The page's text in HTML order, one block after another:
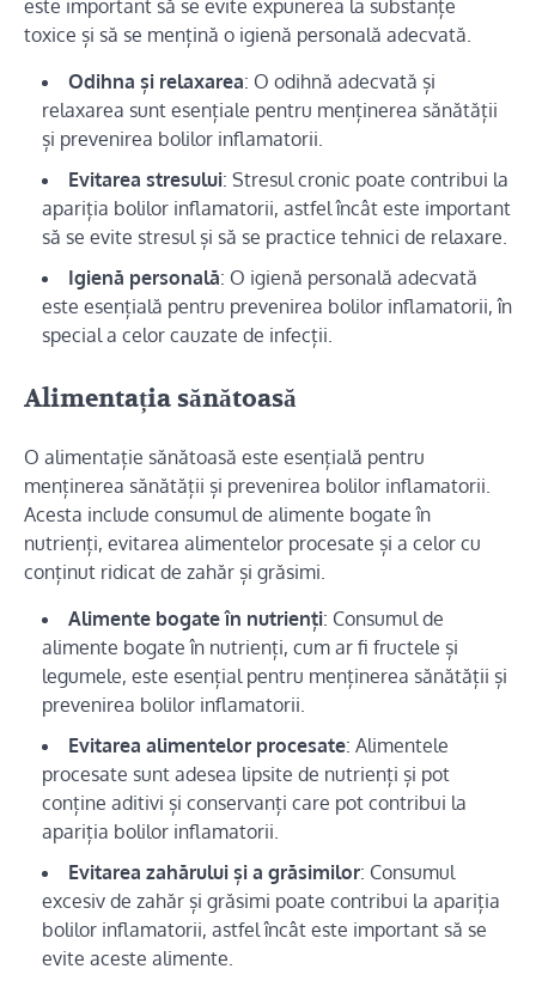
este important să se evite expunerea la substanțe
toxice și să se mențină o igienă personală adecvată.
Odihna și relaxarea: O odihnă adecvată și
relaxarea sunt esențiale pentru menținerea sănătății
și prevenirea bolilor inflamatorii.
Evitarea stresului: Stresul cronic poate contribui la
apariția bolilor inflamatorii, astfel încât este important
să se evite stresul și să se practice tehnici de relaxare.
Igienă personală: O igienă personală adecvată
este esențială pentru prevenirea bolilor inflamatorii, în
special a celor cauzate de infecții.
Alimentația sănătoasă
O alimentație sănătoasă este esențială pentru
menținerea sănătății și prevenirea bolilor inflamatorii.
Acesta include consumul de alimente bogate în
nutrienți, evitarea alimentelor procesate și a celor cu
conținut ridicat de zahăr și grăsimi.
Alimente bogate în nutrienți: Consumul de
alimente bogate în nutrienți, cum ar fi fructele și
legumele, este esențial pentru menținerea sănătății și
prevenirea bolilor inflamatorii.
Evitarea alimentelor procesate: Alimentele
procesate sunt adesea lipsite de nutrienți și pot
conține aditivi și conservanți care pot contribui la
apariția bolilor inflamatorii.
Evitarea zahărului și a grăsimilor: Consumul
excesiv de zahăr și grăsimi poate contribui la apariția
bolilor inflamatorii, astfel încât este important să se
evite aceste alimente.